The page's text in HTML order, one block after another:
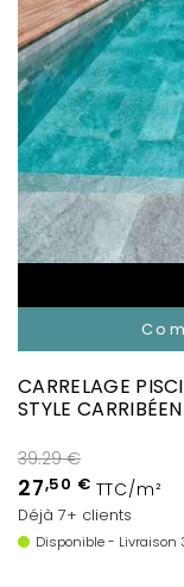
CARRELAGE
STYLE CARRIBÉEN
39.29 €
27,50 € TTC/m²
Déjà 7+ clients
Disponible - Livraison